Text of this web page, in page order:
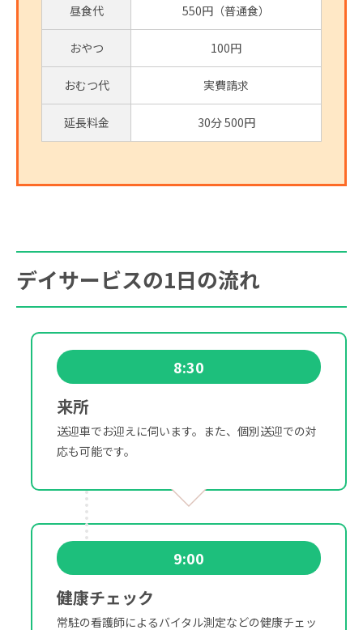
昼食代 550円（普通食）
おやつ 100円
おむつ代 実費請求
延長料金 30分 500円
デイサービスの1日の流れ
8:30
来所
送迎車でお迎えに伺います。また、個別送迎での対
応も可能です。
9:00
健康チェック
常駐の看護師によるバイタル測定などの健康チェッ